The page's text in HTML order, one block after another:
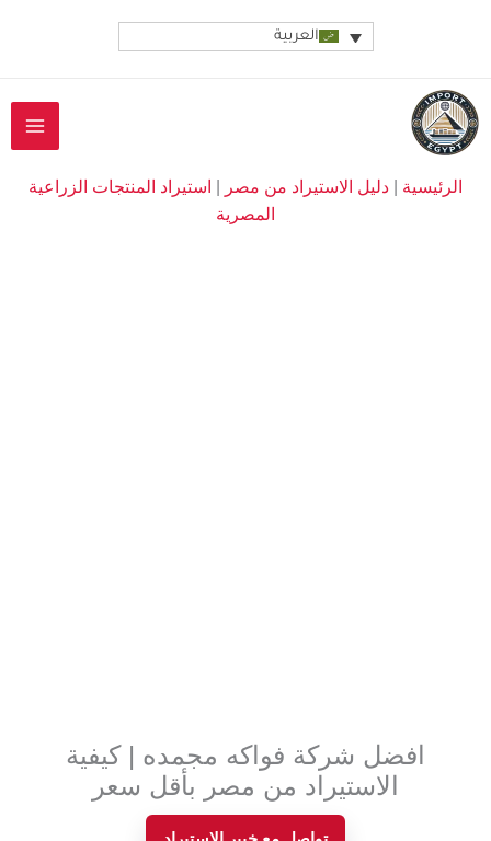
العربية
الرئيسية دليل الاستيراد من مصر
استيراد المنتجات الزراعية
المصرية
افضل شركة فواكه مجمده | كيفية
الاستيراد من مصر بأقل سعر